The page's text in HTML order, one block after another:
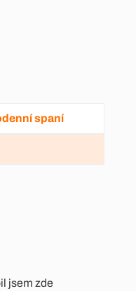
spaní
jsem zde